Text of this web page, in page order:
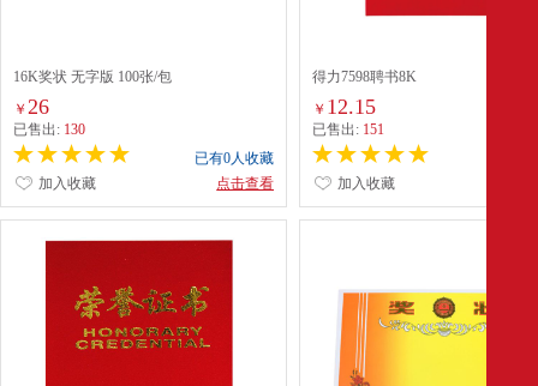
16K奖状 无字版 100张/包
￥ 26
已售出: 130
已有0人收藏
点击查看
加入收藏
得力7598聘书8K
￥ 12.15
已售出: 151
加入收藏